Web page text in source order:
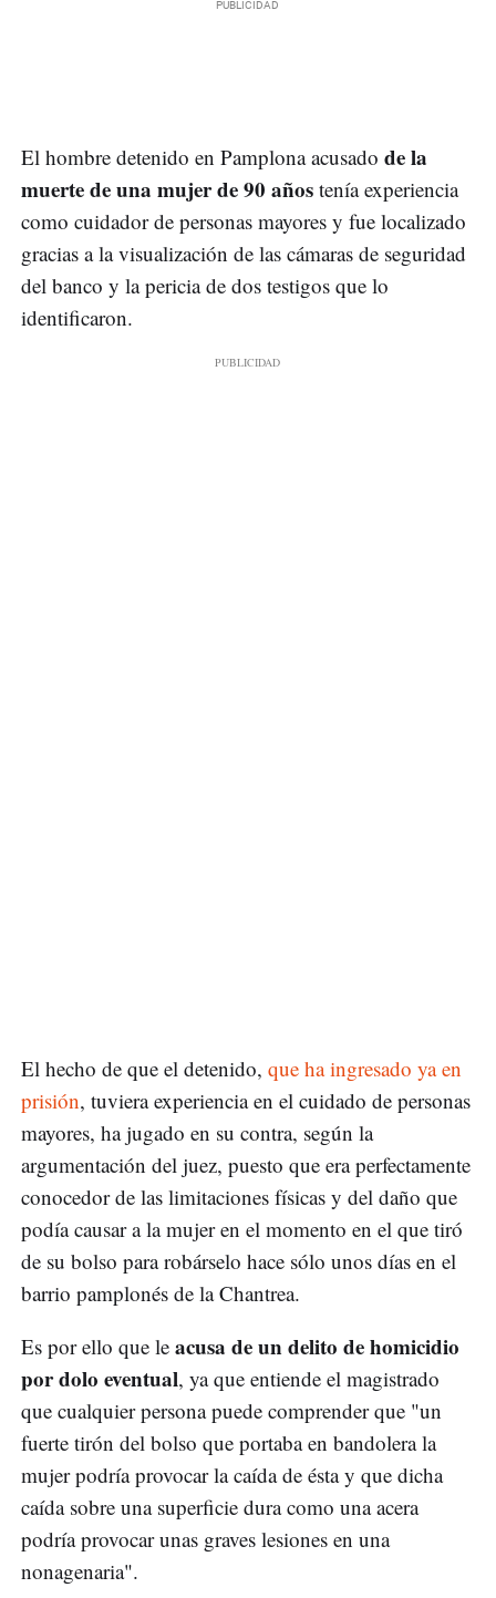
El hombre detenido en Pamplona acusado de la
muerte de una mujer de 90 años tenía experiencia
como cuidador de personas mayores y fue localizado
gracias a la visualización de las cámaras de seguridad
del banco y la pericia de dos testigos que lo
identificaron.
El hecho de que el detenido, que ha ingresado ya en
prisión, tuviera experiencia en el cuidado de personas
mayores, ha jugado en su contra, según la
argumentación del juez, puesto que era perfectamente
conocedor de las limitaciones físicas y del daño que
podía causar a la mujer en el momento en el que tiró
de su bolso para robárselo hace sólo unos días en el
barrio pamplonés de la Chantrea.
Es por ello que le acusa de un delito de homicidio
por dolo eventual, ya que entiende el magistrado
que cualquier persona puede comprender que "un
fuerte tirón del bolso que portaba en bandolera la
mujer podría provocar la caída de ésta y que dicha
caída sobre una superficie dura como una acera
podría provocar unas graves lesiones en una
nonagenaria".